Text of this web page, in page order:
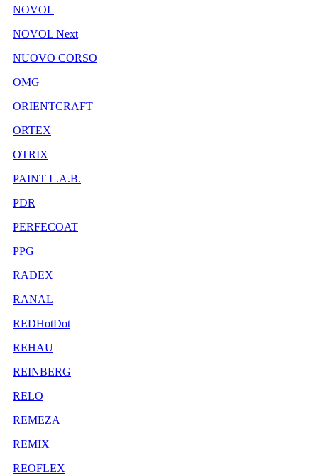
NOVOL
NOVOL Next
NUOVO CORSO
OMG
ORIENTCRAFT
ORTEX
OTRIX
PAINT L.A.B.
PDR
PERFECOAT
PPG
RADEX
RANAL
REDHotDot
REHAU
REINBERG
RELO
REMEZA
REMIX
REOFLEX